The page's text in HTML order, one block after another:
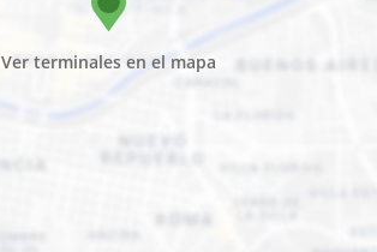
Ver terminales en el mapa